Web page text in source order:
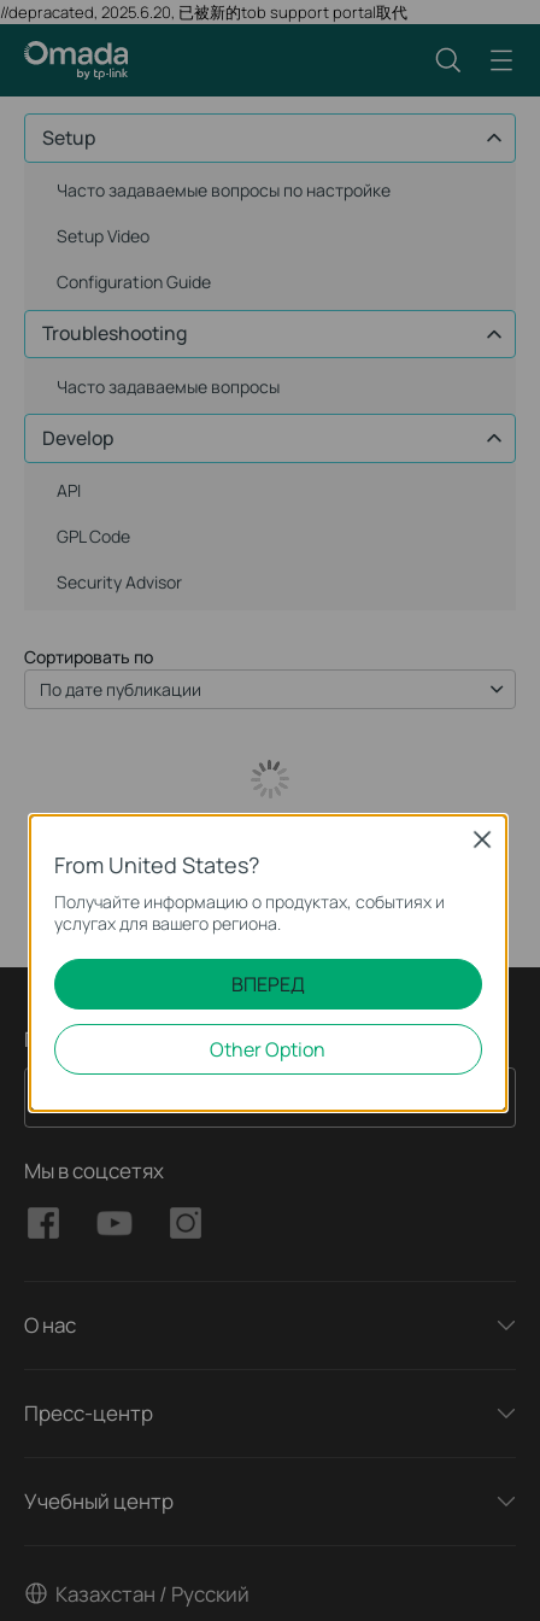
//depracated, 2025.6.20, 已被新的tob support portal取代
Setup
Часто задаваемые вопросы по настройке
Setup Video
Configuration Guide
Troubleshooting
Часто задаваемые вопросы
Develop
API
GPL Code
Security Advisor
Сортировать по
По дате публикации
Подпишитесь на рассылку
Мы в соцсетях
О нас
Пресс-центр
Учебный центр
Казахстан / Русский
From United States?
Получайте информацию о продуктах, событиях и
услугах для вашего региона.
ВПЕРЕД
Other Option
Close